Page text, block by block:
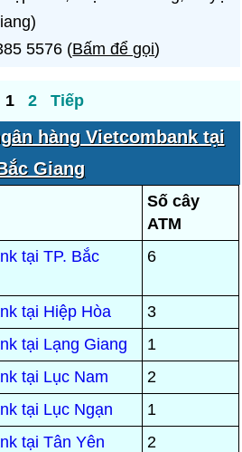
5576 (Bấm để gọi)
1 2 Tiếp
hàng Vietcombank tại
Giang
Số cây
ATM
tại TP. Bắc
6
tại Hiệp Hòa
3
tại Lạng Giang
1
tại Lục Nam
2
tại Lục Ngạn
1
tại Tân Yên
2